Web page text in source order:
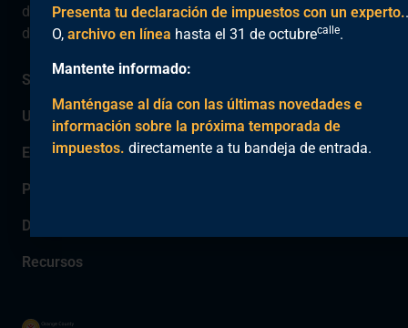
de la comunidad del Condado de Orange
desde 2005.
Sobre
Ubicaciones
Estudiantes
Personas mayores
Devolución de Dinero
Recursos
Presenta tu declaración de impuestos con un experto..
O, archivo en línea hasta el 31 de octubrecalle.
Mantente informado:
Manténgase al día con las últimas novedades e
información sobre la próxima temporada de
impuestos. directamente a tu bandeja de entrada.